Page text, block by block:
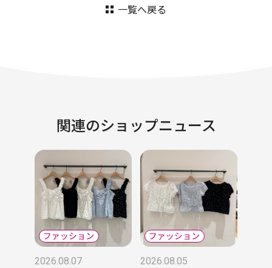
一覧へ戻る
関連のショップニュース
2026.08.07
2026.08.05